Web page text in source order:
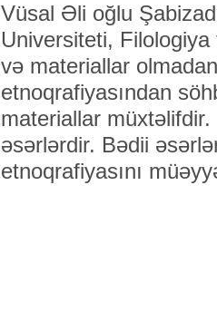
Vüsal Əli oğlu
Universiteti,
və materiallar
etnoqrafiyasından
materiallar
əsərlərdir. Bədii
etnoqrafiyasını